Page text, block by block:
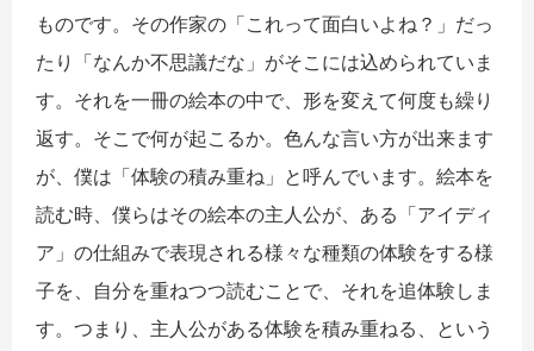
ものです。その作家の「これって面白いよね？」だっ
たり「なんか不思議だな」がそこには込められていま
す。それを一冊の絵本の中で、形を変えて何度も繰り
返す。そこで何が起こるか。色んな言い方が出来ます
が、僕は「体験の積み重ね」と呼んでいます。絵本を
読む時、僕らはその絵本の主人公が、ある「アイディ
ア」の仕組みで表現される様々な種類の体験をする様
子を、自分を重ねつつ読むことで、それを追体験しま
す。つまり、主人公がある体験を積み重ねる、という